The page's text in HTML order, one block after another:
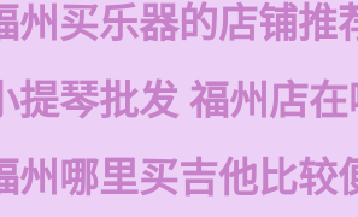
州买乐器的店铺推
提琴批发 福州店
州哪里买吉他比较